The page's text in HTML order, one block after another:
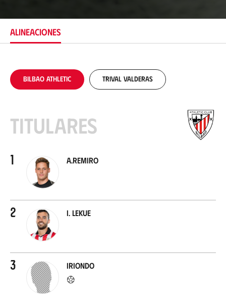
ALINEACIONES
Bilbao Athletic Trival Valderas
Titulares
1 A.Remiro
2 I. Lekue
3 Iriondo